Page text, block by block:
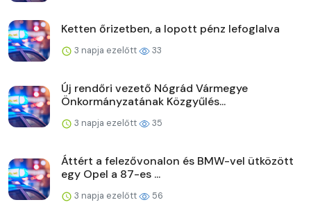
Ketten őrizetben, a lopott pénz lefoglalva
3 napja ezelőtt 33
Új rendőri vezető Nógrád Vármegye
Önkormányzatának Közgyűlés...
3 napja ezelőtt 35
Áttért a felezővonalon és BMW-vel ütközött
egy Opel a 87-es ...
3 napja ezelőtt 56